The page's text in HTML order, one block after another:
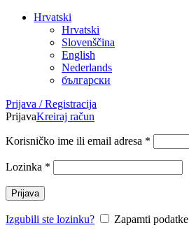
Hrvatski
Hrvatski
Slovenščina
English
Nederlands
български
Prijava / Registracija
PrijavaKreiraj račun
Korisničko ime ili email adresa *
Lozinka *
Prijava
Izgubili ste lozinku?
Zapamti podatke